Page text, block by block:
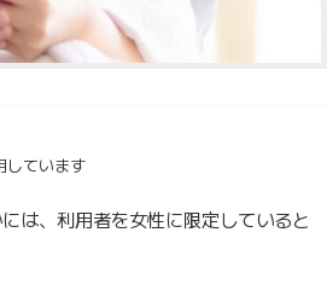
しています
は、利用者を女性に限定していると